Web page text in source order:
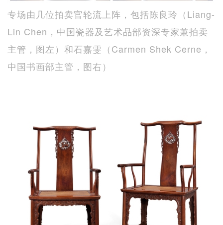
专场由几位拍卖官轮流上阵，包括陈良玲（Liang-
Lin Chen，中国瓷器及艺术品部资深专家兼拍卖
主管，图左）和石嘉雯（Carmen Shek Cerne，
中国书画部主管，图右）